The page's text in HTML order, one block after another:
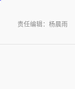
责任编辑：杨晨雨